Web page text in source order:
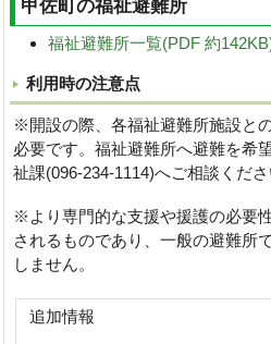
甲佐町の福祉避難所
福祉避難所一覧(PDF 約
利用時の注意点
※開設の際、各福祉避難所施設と
必要です。福祉避難所へ避難を希
祉課(096-234-1114)へご相談くださ
※より専門的な支援や援護の必要
されるものであり、一般の避難所
しません。
追加情報